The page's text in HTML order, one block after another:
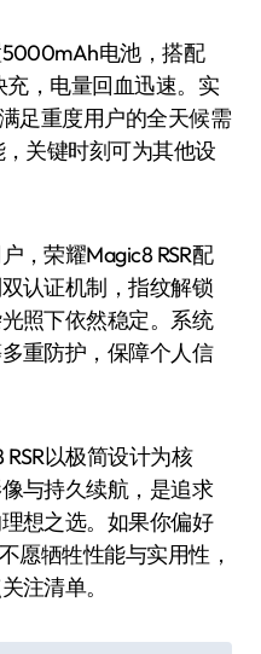
电池，搭配
，电量回血迅速。实
足重度用户的全天候需
，关键时刻可为其他设
荣耀Magic8 RSR配
认证机制，指纹解锁
照下依然稳定。系统
重防护，保障个人信
以极简设计为核
与持久续航，是追求
想之选。如果你偏好
愿牺牲性能与实用性，
注清单。